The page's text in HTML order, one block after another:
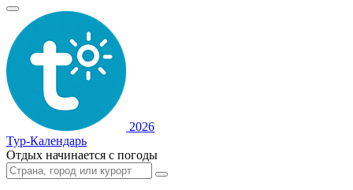
2026
Тур-Календарь
Отдых начинается с погоды